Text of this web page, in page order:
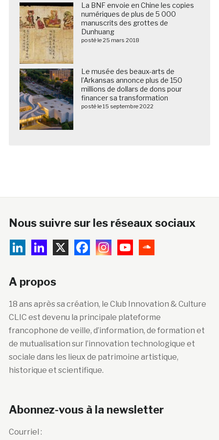
La BNF envoie en Chine les copies
numériques de plus de 5 000
manuscrits des grottes de
Dunhuang
posté le 25 mars 2018
Le musée des beaux-arts de
l’Arkansas annonce plus de 150
millions de dollars de dons pour
financer sa transformation
posté le 15 septembre 2022
Nous suivre sur les réseaux sociaux
A propos
18 ans après sa création, le Club Innovation & Culture
CLIC est devenu la principale plateforme
francophone de veille, d’information, de formation et
de mutualisation sur l’innovation technologique et
sociale dans les lieux de patrimoine artistique,
historique et scientifique.
Abonnez-vous à la newsletter
Courriel :